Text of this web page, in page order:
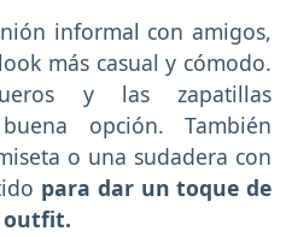
informal con amigos,
más casual y cómodo.
y las zapatillas
opción. También
o una sudadera con
para dar un toque de
outfit.